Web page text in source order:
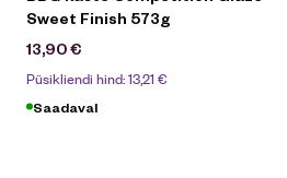
Sweet Finish 573g
13,90€
Püsikliendi hind:13,21 €
Saadaval